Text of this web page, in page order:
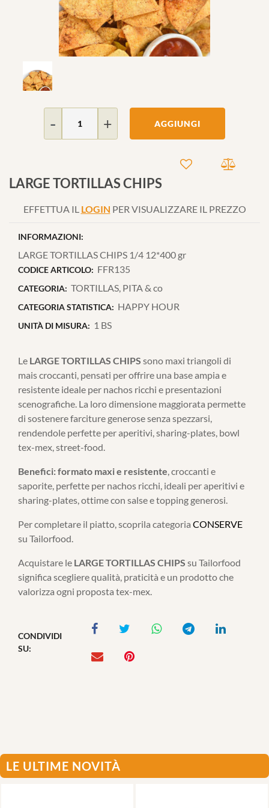
AGGIUNGI
LARGE TORTILLAS CHIPS
EFFETTUA IL LOGIN PER VISUALIZZARE IL PREZZO
INFORMAZIONI:
LARGE TORTILLAS CHIPS 1/4 12*400 gr
CODICE ARTICOLO: FFR135
CATEGORIA: TORTILLAS, PITA & co
CATEGORIA STATISTICA: HAPPY HOUR
UNITÀ DI MISURA: 1 BS
Le LARGE TORTILLAS CHIPS sono maxi triangoli di
mais croccanti, pensati per offrire una base ampia e
resistente ideale per nachos ricchi e presentazioni
scenografiche. La loro dimensione maggiorata permette
di sostenere farciture generose senza spezzarsi,
rendendole perfette per aperitivi, sharing-plates, bowl
tex-mex, street-food.
Benefici:formato maxi e resistente, croccanti e
saporite, perfette per nachos ricchi, ideali per aperitivi e
sharing-plates, ottime con salse e topping generosi.
Per completare il piatto, scoprila categoria CONSERVE
su Tailorfood.
Acquistare le LARGE TORTILLAS CHIPS su Tailorfood
significa scegliere qualità, praticità e un prodotto che
valorizza ogni proposta tex-mex.
CONDIVIDI
SU:
LE ULTIME NOVITÀ